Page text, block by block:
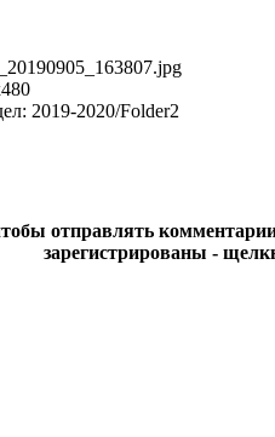
2019-2020/Folder2
отправлять комментарии
зарегистрированы -